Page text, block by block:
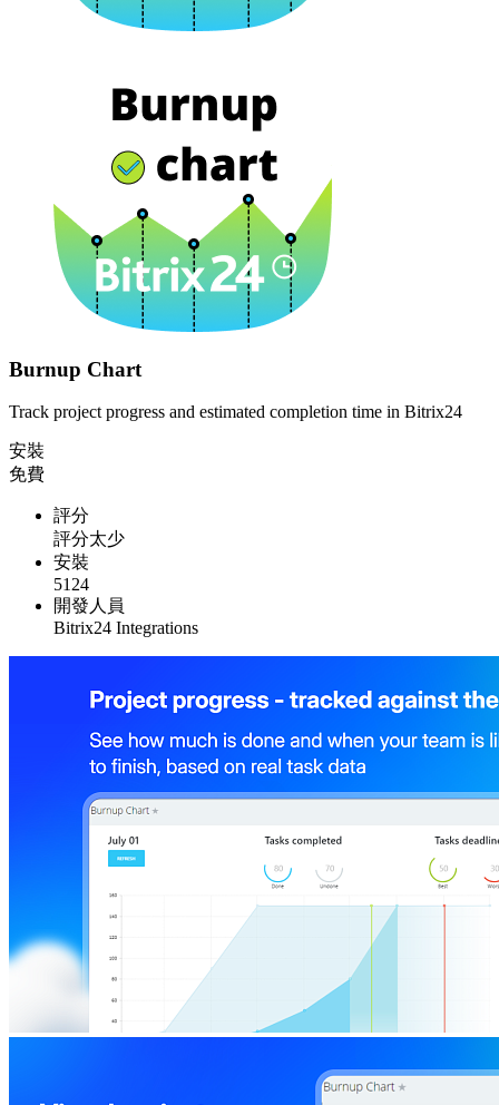
Burnup Chart
Track project progress and estimated completion time in Bitrix24
安裝
免費
評分
評分太少
安裝
5124
開發人員
Bitrix24 Integrations